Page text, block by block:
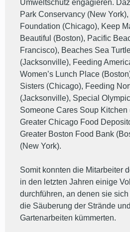
Umweltschutz engagieren.
Park Conservancy (New
Foundation (Chicago), Keep
Beautiful (Boston), Pacific
Francisco), Beaches Sea
(Jacksonville), Feeding
Women’s Lunch Place
Sisters (Chicago), Feeding
(Jacksonville), Special
Someone Cares Soup Kitchen
Greater Chicago Food
Greater Boston Food Bank
(New York).
Somit konnten die Mitarbeiter
in den letzten Jahren einige
durchführen, an denen sie
die Säuberung der Strände
Gartenarbeiten kümmerten.